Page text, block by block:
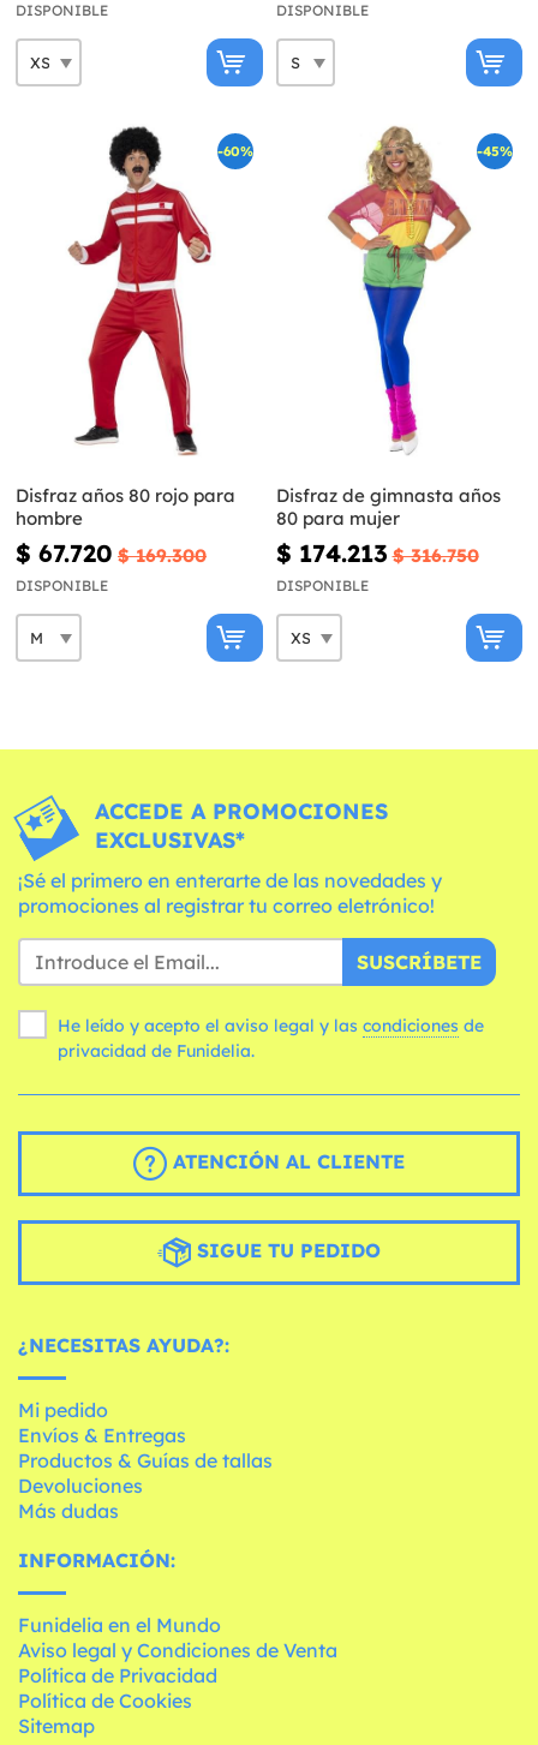
DISPONIBLE DISPONIBLE
-60%
Disfraz años 80 rojo para
hombre
$ 67.720 $ 169.300
DISPONIBLE
-45%
Disfraz de gimnasta años
80 para mujer
$ 174.213 $ 316.750
DISPONIBLE
ACCEDE A PROMOCIONES
EXCLUSIVAS*
¡Sé el primero en enterarte de las novedades y
promociones al registrar tu correo eletrónico!
SUSCRÍBETE
He leído y acepto el aviso legal y las condiciones
privacidad de Funidelia.
ATENCIÓN AL CLIENTE
SIGUE TU PEDIDO
¿NECESITAS AYUDA?:
Mi pedido
Envíos & Entregas
Productos & Guías de tallas
Devoluciones
Más dudas
INFORMACIÓN:
Funidelia en el Mundo
Aviso legal y Condiciones de Venta
Política de Privacidad
Política de Cookies
Sitemap